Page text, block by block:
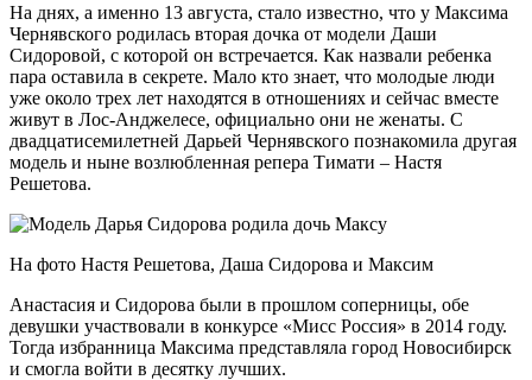
На днях, а именно 13 августа, стало известно, что у Максима
Чернявского родилась вторая дочка от модели Даши
Сидоровой, с которой он встречается. Как назвали ребенка
пара оставила в секрете. Мало кто знает, что молодые люди
уже около трех лет находятся в отношениях и сейчас вместе
живут в Лос-Анджелесе, официально они не женаты. С
двадцатисемилетней Дарьей Чернявского познакомила другая
модель и ныне возлюбленная репера Тимати – Настя
Решетова.
На фото Настя Решетова, Даша Сидорова и Максим
Анастасия и Сидорова были в прошлом соперницы, обе
девушки участвовали в конкурсе «Мисс Россия» в 2014 году.
Тогда избранница Максима представляла город Новосибирск
и смогла войти в десятку лучших.